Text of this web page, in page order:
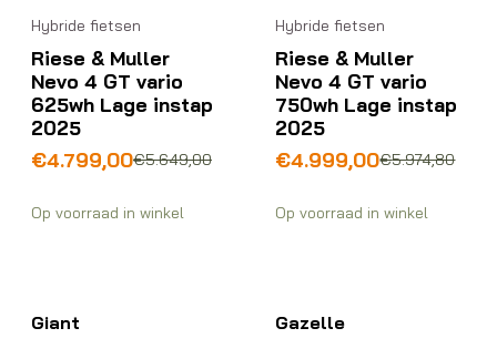
Hybride fietsen
Riese & Muller
Nevo 4 GT vario
625wh Lage instap
2025
€5.649,00
Oorspronkelijke
was:
€5.649,00.
€4.799,00
Huidige
is:
€4.799,00.
Op voorraad in winkel
Hybride fietsen
Riese & Muller
Nevo 4 GT vario
750wh Lage instap
2025
€5.974,80
Oorspronkelijke
was:
€5.974,80.
€4.999,00
Huidige
is:
€4.999,00.
Op voorraad in winkel
Giant Gazelle